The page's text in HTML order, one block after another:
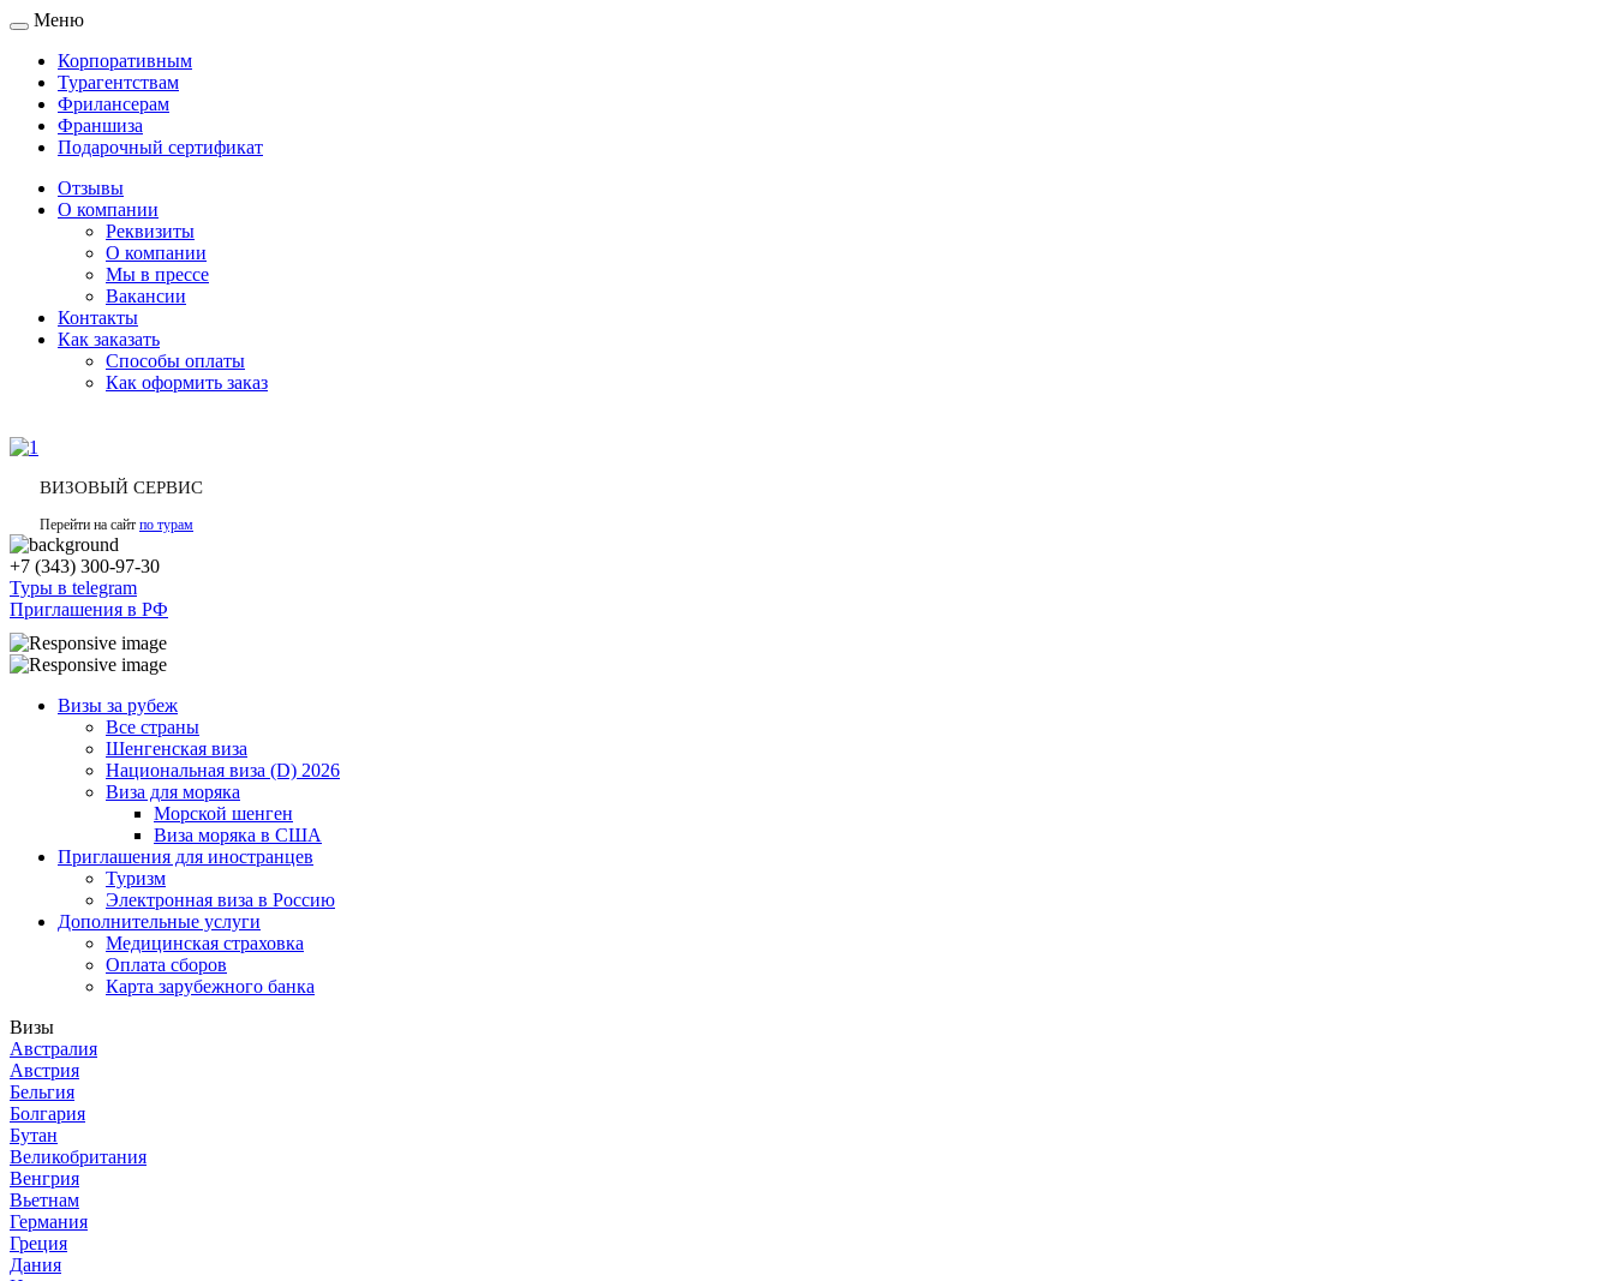
Toggle
navigation
Меню
Корпоративным
Турагентствам
Фрилансерам
Франшиза
Подарочный сертификат
Отзывы
О компании
Реквизиты
О компании
Мы в прессе
Вакансии
Контакты
Как заказать
Способы оплаты
Как оформить заказ
ВИЗОВЫЙ СЕРВИС
Перейти на сайт по турам
+7 (343) 300-97-30
Туры в telegram
Приглашения в РФ
Визы за рубеж
Все страны
Шенгенская виза
Национальная виза (D) 2026
Виза для моряка
Морской шенген
Виза моряка в США
Приглашения для иностранцев
Туризм
Электронная виза в Россию
Дополнительные услуги
Медицинская страховка
Оплата сборов
Карта зарубежного банка
Визы
Австралия
Австрия
Бельгия
Болгария
Бутан
Великобритания
Венгрия
Вьетнам
Германия
Греция
Дания